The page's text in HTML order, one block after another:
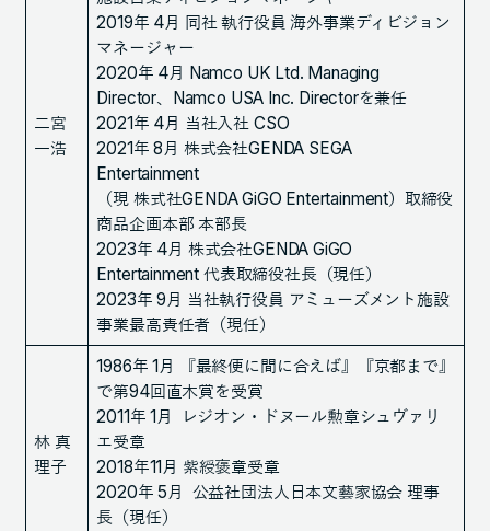
二宮
一浩
2019年 4月 同社 執行役員 海外事業ディビジョン
マネージャー
2020年 4月 Namco UK Ltd. Managing
Director、Namco USA Inc. Directorを兼任
2021年 4月 当社入社 CSO
2021年 8月 株式会社GENDA SEGA
Entertainment
（現 株式社GENDA GiGO Entertainment）取締役
商品企画本部 本部長
2023年 4月 株式会社GENDA GiGO
Entertainment 代表取締役社長（現任）
2023年 9月 当社執行役員 アミューズメント施設
事業最高責任者（現任）
林 真
理子
1986年 1月 『最終便に間に合えば』『京都まで』
で第94回直木賞を受賞
2011年 1月 レジオン・ドヌール勲章シュヴァリ
エ受章
2018年11月 紫綬褒章受章
2020年 5月 公益社団法人日本文藝家協会 理事
長（現任）